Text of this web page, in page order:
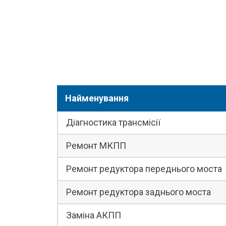
Найменування
Діагностика трансмісії
Ремонт МКПП
Ремонт редуктора переднього моста
Ремонт редуктора заднього моста
Заміна АКПП